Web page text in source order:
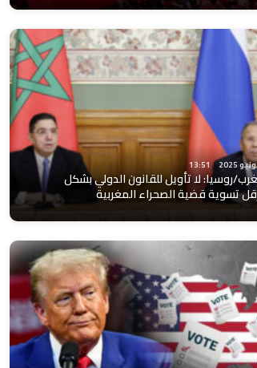
13:51
روسيا: لا تأويل للقانون الدولي بشكل
تسوية قضية الصحراء المغربية